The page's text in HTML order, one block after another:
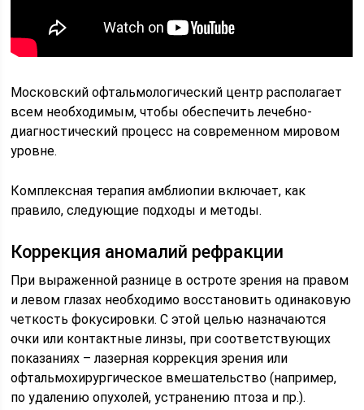
Московский офтальмологический центр располагает
всем необходимым, чтобы обеспечить лечебно-
диагностический процесс на современном мировом
уровне.
Комплексная терапия амблиопии включает, как
правило, следующие подходы и методы.
Коррекция аномалий рефракции
При выраженной разнице в остроте зрения на правом
и левом глазах необходимо восстановить одинаковую
четкость фокусировки. С этой целью назначаются
очки или контактные линзы, при соответствующих
показаниях – лазерная коррекция зрения или
офтальмохирургическое вмешательство (например,
по удалению опухолей, устранению птоза и пр.).